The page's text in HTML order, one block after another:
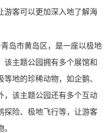
游客可以更加深入地了解海
岛市黄岛区，是一座以极地
该主题公园拥有多个展馆和
地的珍稀动物，如企鹅、
，该主题公园还有多个互动
探险、极地飞行等，让游客